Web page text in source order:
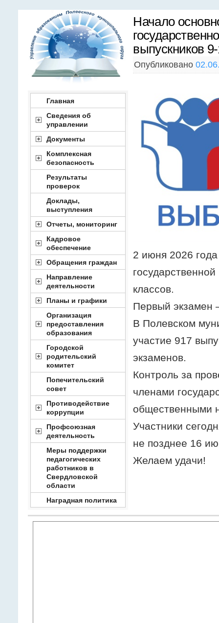
Начало
выпускников
Опубликовано
2 июня 2026
классов.
Первый экзамен
В Полевском
участие 917
экзаменов.
Контроль за
членами
общественными
Участники
не позднее 16
Желаем удачи!
Главная
Сведения об
управлении
Документы
Комплексная
безопасность
Результаты
проверок
Доклады,
выступления
Отчеты, мониторинг
Кадровое
обеспечение
Обращения граждан
Направление
деятельности
Планы и графики
Организация
предоставления
образования
Городской
родительский
комитет
Попечительский
совет
Противодействие
коррупции
Профсоюзная
деятельность
Меры поддержки
педагогических
работников в
Свердловской
области
Наградная политика